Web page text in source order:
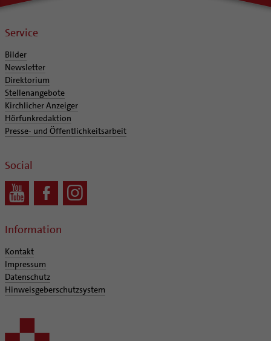
Service
Bilder
Newsletter
Direktorium
Stellenangebote
Kirchlicher Anzeiger
Hörfunkredaktion
Presse- und Öffentlichkeitsarbeit
Social
Information
Kontakt
Impressum
Datenschutz
Hinweisgeberschutzsystem